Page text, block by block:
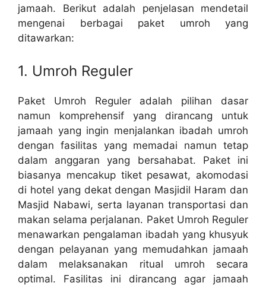
jamaah. Berikut adalah penjelasan mendetail
mengenai berbagai paket umroh yang
ditawarkan:
1. Umroh Reguler
Paket Umroh Reguler adalah pilihan dasar
namun komprehensif yang dirancang untuk
jamaah yang ingin menjalankan ibadah umroh
dengan fasilitas yang memadai namun tetap
dalam anggaran yang bersahabat. Paket ini
biasanya mencakup tiket pesawat, akomodasi
di hotel yang dekat dengan Masjidil Haram dan
Masjid Nabawi, serta layanan transportasi dan
makan selama perjalanan. Paket Umroh Reguler
menawarkan pengalaman ibadah yang khusyuk
dengan pelayanan yang memudahkan jamaah
dalam melaksanakan ritual umroh secara
optimal. Fasilitas ini dirancang agar jamaah